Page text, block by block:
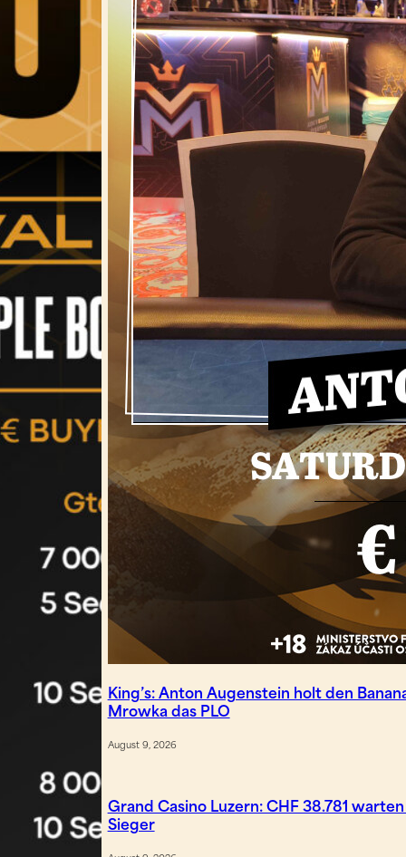
King’s: Anton Augenstein holt den
Mrowka das PLO
August 9, 2026
Grand Casino Luzern: CHF 38.781
Sieger